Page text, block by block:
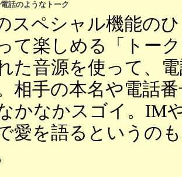
話のようなトーク
スペシャル機能の
て楽しめる「トー
た音源を使って、
相手の本名や電話
かなかスゴイ。IM
愛を語るというの